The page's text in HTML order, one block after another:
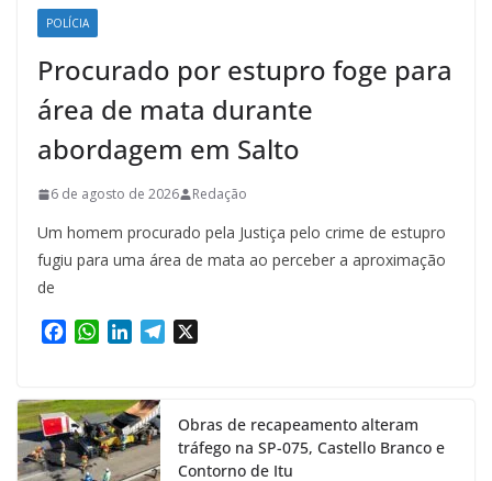
POLÍCIA
Procurado por estupro foge para
área de mata durante
abordagem em Salto
6 de agosto de 2026 Redação
Um homem procurado pela Justiça pelo crime de estupro
fugiu para uma área de mata ao perceber a aproximação
de
e
b
o
W
t
s
A
k
e
d
Obras de recapeamento alteram
tráfego na SP-075, Castello Branco e
Contorno de Itu